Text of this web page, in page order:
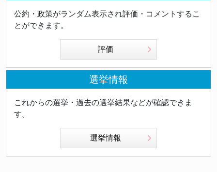
公約・政策がランダム表示され評価・コメントするこ
とができます。
評価
選挙情報
これからの選挙・過去の選挙結果などが確認できま
す。
選挙情報